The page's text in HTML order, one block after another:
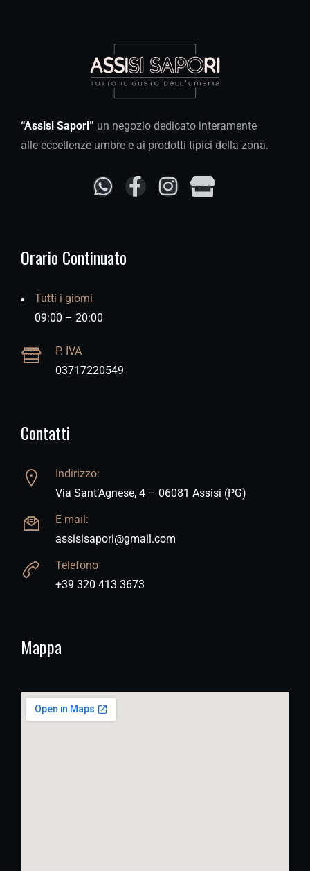
“Assisi Sapori” un negozio dedicato interamente
alle eccellenze umbre e ai prodotti tipici della zona.
Orario Continuato
Tutti i giorni
09:00 – 20:00
P. IVA
03717220549
Contatti
Indirizzo:
Via Sant’Agnese, 4 – 06081 Assisi (PG)
E-mail:
assisisapori@gmail.com
Telefono
+39 320 413 3673
Mappa